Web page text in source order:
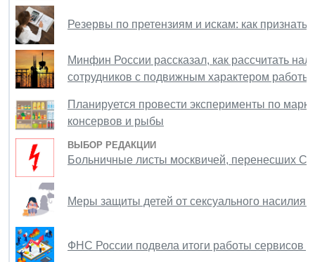
Резервы по претензиям и искам: как признать
Минфин России рассказал, как рассчитать
сотрудников с подвижным характером работы
Планируется провести эксперименты по
консервов и рыбы
ВЫБОР РЕДАКЦИИ
Больничные листы москвичей, перенесших
Меры защиты детей от сексуального насилия
ФНС России подвела итоги работы сервисов